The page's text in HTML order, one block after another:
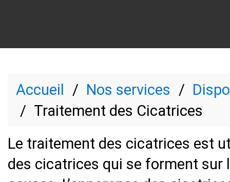
Accueil Nos services
Traitement des Cicatrices
Le traitement des cicatrices est
des cicatrices qui se forment sur